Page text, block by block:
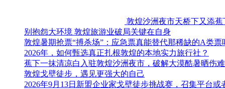
敦煌沙洲夜市天桥下又添
别抱怨大环境 敦煌旅游业破局关键在自身
敦煌暑期抢票“搏杀场”：应急票真能替代那稀缺的A类票
2026年，如何甄选真正扎根敦煌的本地实力旅行社？
蕉下一抹清凉白入驻敦煌沙洲夜市，破解大漠酷暑晒伤
敦煌戈壁徒步，遇见更强大的自己
2026年9月13日新盟企业家戈壁徒步挑战赛，召集平台或